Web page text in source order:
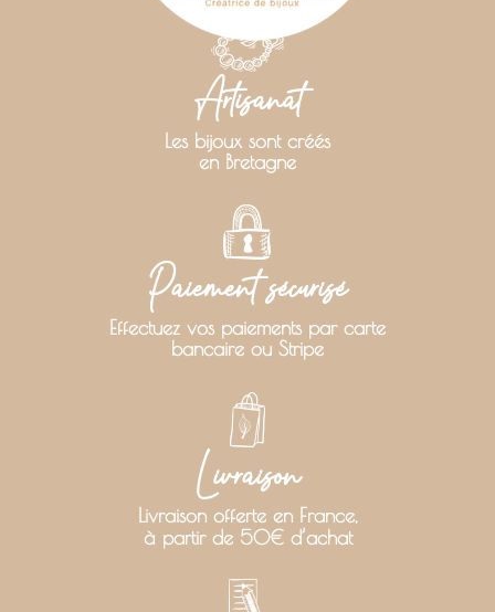
Artisanat
Les bijoux sont créés
en Bretagne
Paiement sécurisé
Effectuez vos paiements par carte
bancaire ou Stripe
Livraison
Livraison offerte en France,
à partir de 50€ d’achat